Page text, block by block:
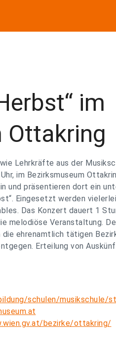
im
Ottakring
Lehrkräfte aus der
im Bezirksmuseum
und präsentieren dort ein
Eingesetzt werden
Das Konzert dauert 1
melodiöse Veranstaltung.
ehrenamtlich tätigen
Erteilung von
schulen/musikschule/
bezirke/ottakring/